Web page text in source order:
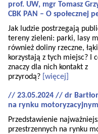
prof. UW, mgr Tomasz
CBK PAN – O społecznej
Jak ludzie postrzegają
tereny zieleni: parki, lasy
również doliny rzeczne,
korzystają z tych miejsc? I
znaczy dla nich kontakt z
przyrodą? [więcej]
// 23.05.2024 // dr
na rynku
Przedstawienie
przestrzennych na rynku